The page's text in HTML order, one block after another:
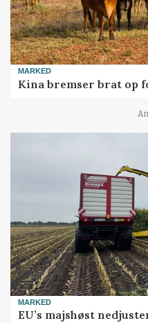
MARKED
Kina bremser brat op
MARKED
EU’s majshøst